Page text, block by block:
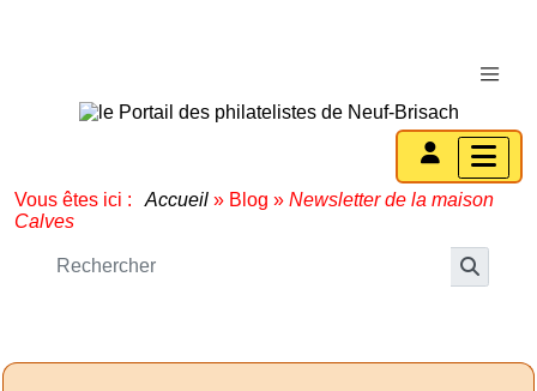
Vous êtes ici : Accueil » Blog » Newsletter de la maison
Calves